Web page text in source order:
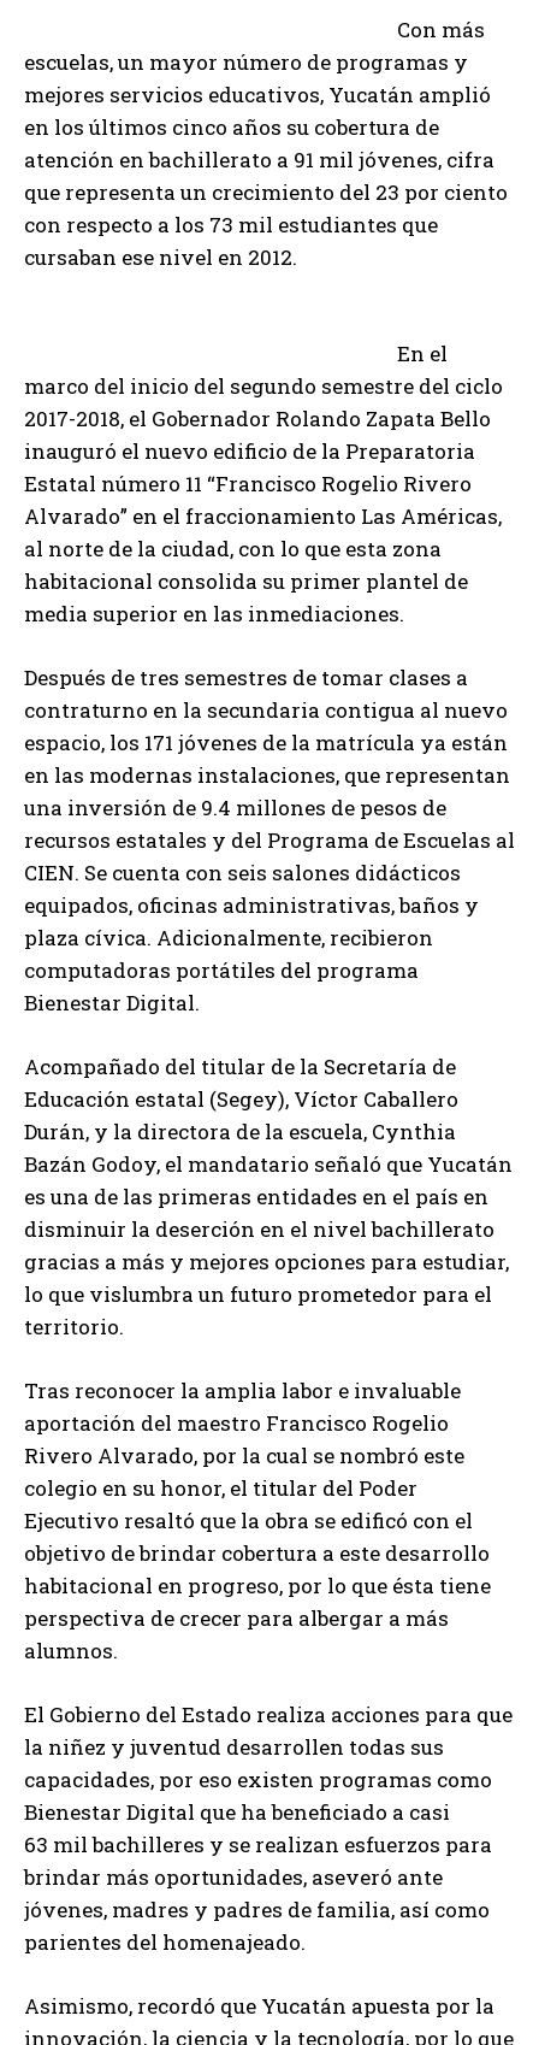
Con más
escuelas, un mayor número de programas y
mejores servicios educativos, Yucatán amplió
en los últimos cinco años su cobertura de
atención en bachillerato a 91 mil jóvenes, cifra
que representa un crecimiento del 23 por ciento
con respecto a los 73 mil estudiantes que
cursaban ese nivel en 2012.
En el
marco del inicio del segundo semestre del ciclo
2017-2018, el Gobernador Rolando Zapata Bello
inauguró el nuevo edificio de la Preparatoria
Estatal número 11 “Francisco Rogelio Rivero
Alvarado” en el fraccionamiento Las Américas,
al norte de la ciudad, con lo que esta zona
habitacional consolida su primer plantel de
media superior en las inmediaciones.
Después de tres semestres de tomar clases a
contraturno en la secundaria contigua al nuevo
espacio, los 171 jóvenes de la matrícula ya están
en las modernas instalaciones, que representan
una inversión de 9.4 millones de pesos de
recursos estatales y del Programa de Escuelas al
CIEN. Se cuenta con seis salones didácticos
equipados, oficinas administrativas, baños y
plaza cívica. Adicionalmente, recibieron
computadoras portátiles del programa
Bienestar Digital.
Acompañado del titular de la Secretaría de
Educación estatal (Segey), Víctor Caballero
Durán, y la directora de la escuela, Cynthia
Bazán Godoy, el mandatario señaló que Yucatán
es una de las primeras entidades en el país en
disminuir la deserción en el nivel bachillerato
gracias a más y mejores opciones para estudiar,
lo que vislumbra un futuro prometedor para el
territorio.
Tras reconocer la amplia labor e invaluable
aportación del maestro Francisco Rogelio
Rivero Alvarado, por la cual se nombró este
colegio en su honor, el titular del Poder
Ejecutivo resaltó que la obra se edificó con el
objetivo de brindar cobertura a este desarrollo
habitacional en progreso, por lo que ésta tiene
perspectiva de crecer para albergar a más
alumnos.
El Gobierno del Estado realiza acciones para que
la niñez y juventud desarrollen todas sus
capacidades, por eso existen programas como
Bienestar Digital que ha beneficiado a casi
63 mil bachilleres y se realizan esfuerzos para
brindar más oportunidades, aseveró ante
jóvenes, madres y padres de familia, así como
parientes del homenajeado.
Asimismo, recordó que Yucatán apuesta por la
innovación, la ciencia y la tecnología, por lo que